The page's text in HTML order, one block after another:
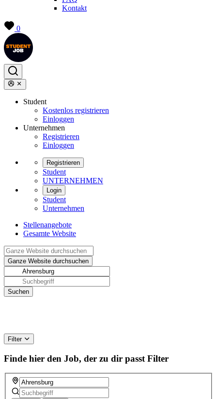
Kontakt
0
Student
Kostenlos registrieren
Einloggen
Unternehmen
Registrieren
Einloggen
Registrieren
Student
UNTERNEHMEN
Login
Student
Unternehmen
Stellenangebote
Gesamte Website
Filter
Finde hier den Job, der zu dir passt Filter